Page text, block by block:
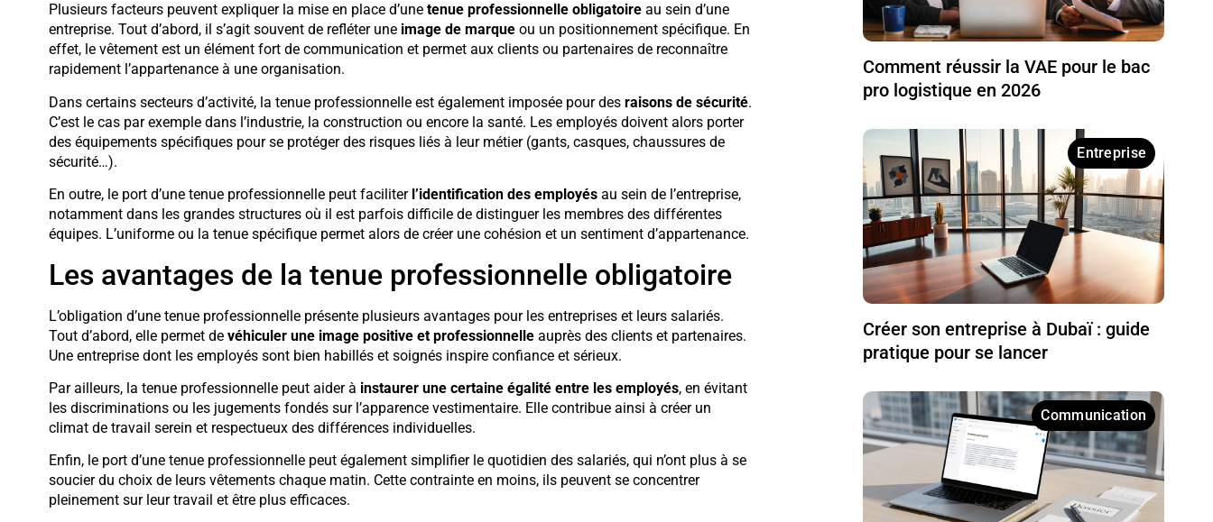
Plusieurs facteurs peuvent expliquer la mise en place d’une tenue professionnelle obligatoireau sein d’une
entreprise. Tout d’abord, il s’agit souvent de refléter une image de marqueou un positionnement spécifique. En
effet, le vêtement est un élément fort de communication et permet aux clients ou partenaires de reconnaître
rapidement l’appartenance à une organisation.
Dans certains secteurs d’activité, la tenue professionnelle est également imposée pour des raisons de sécurité.
C’est le cas par exemple dans l’industrie, la construction ou encore la santé. Les employés doivent alors porter
des équipements spécifiques pour se protéger des risques liés à leur métier (gants, casques, chaussures de
sécurité…).
En outre, le port d’une tenue professionnelle peut faciliter l’identification des employésau sein de l’entreprise,
notamment dans les grandes structures où il est parfois difficile de distinguer les membres des différentes
équipes. L’uniforme ou la tenue spécifique permet alors de créer une cohésion et un sentiment d’appartenance.
Les avantages de la tenue professionnelle obligatoire
L’obligation d’une tenue professionnelle présente plusieurs avantages pour les entreprises et leurs salariés.
Tout d’abord, elle permet de véhiculer une image positive et professionnelleauprès des clients et partenaires.
Une entreprise dont les employés sont bien habillés et soignés inspire confiance et sérieux.
Par ailleurs, la tenue professionnelle peut aider à instaurer une certaine égalité entre les employés, en évitant
les discriminations ou les jugements fondés sur l’apparence vestimentaire. Elle contribue ainsi à créer un
climat de travail serein et respectueux des différences individuelles.
Enfin, le port d’une tenue professionnelle peut également simplifier le quotidien des salariés, qui n’ont plus à se
soucier du choix de leurs vêtements chaque matin. Cette contrainte en moins, ils peuvent se concentrer
pleinement sur leur travail et être plus efficaces.
Comment réussir la VAE pour le bac
pro logistique en 2026
Entreprise
Créer son entreprise à Dubaï : guide
pratique pour se lancer
Communication